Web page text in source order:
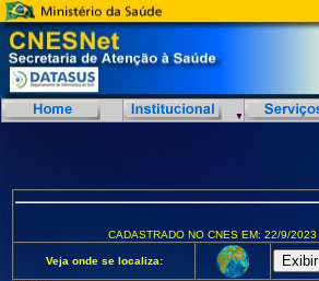
CADASTRADO NO CNES EM: 22/9/2023
Veja onde se localiza: